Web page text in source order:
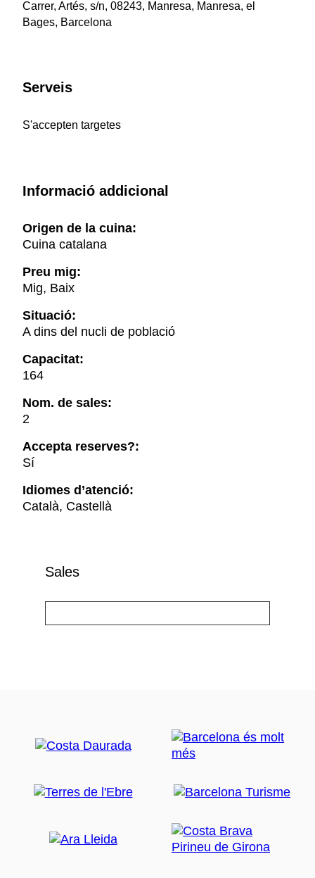
Carrer, Artés, s/n, 08243, Manresa, Manresa, el
Bages, Barcelona
Serveis
S'accepten targetes
Informació addicional
Origen de la cuina:
Cuina catalana
Preu mig:
Mig, Baix
Situació:
A dins del nucli de població
Capacitat:
164
Nom. de sales:
2
Accepta reserves?:
Sí
Idiomes d’atenció:
Català, Castellà
Sales